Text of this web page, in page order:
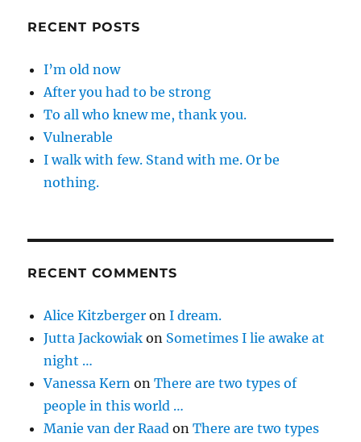
RECENT POSTS
I’m old now
After you had to be strong
To all who knew me, thank you.
Vulnerable
I walk with few. Stand with me. Or be
nothing.
RECENT COMMENTS
Alice Kitzberger onI dream.
Jutta Jackowiak on Sometimes I lie awake at
night …
Vanessa Kern onThere are two types of
people in this world …
Manie van der Raad onThere are two types